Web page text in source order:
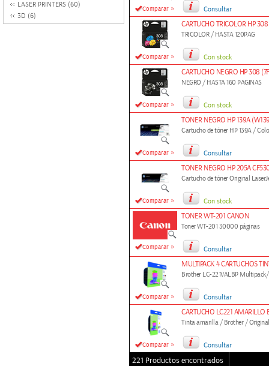
LASER PRINTERS (60)
3D (6)
Comparar » Consultar
Comparar »
CARTUCHO TRICOLOR HP
TRICOLOR / HASTA 120PAG
Con stock
Comparar »
CARTUCHO NEGRO HP 308
NEGRO / HASTA 160 PAGINAS
Con stock
Comparar »
TONER NEGRO HP 139A
Cartucho de tóner HP 139A /
Consultar
Comparar »
TONER NEGRO HP 205A
Cartucho de tóner Original
Con stock
Comparar »
TONER WT-201 CANON
Toner WT-201 30000 páginas
Consultar
Comparar »
MULTIPACK 4 CARTUCHOS
Brother LC-221VALBP
Consultar
Comparar »
CARTUCHO LC221 AMARILLO
Tinta amarilla / Brother /
Consultar
221 Productos encontrados